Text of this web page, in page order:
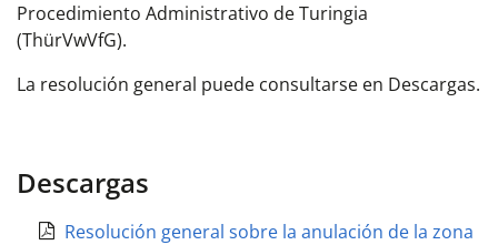
Procedimiento Administrativo de Turingia
(ThürVwVfG).
La resolución general puede consultarse en Descargas.
Descargas
Resolución general sobre la anulación de la zona